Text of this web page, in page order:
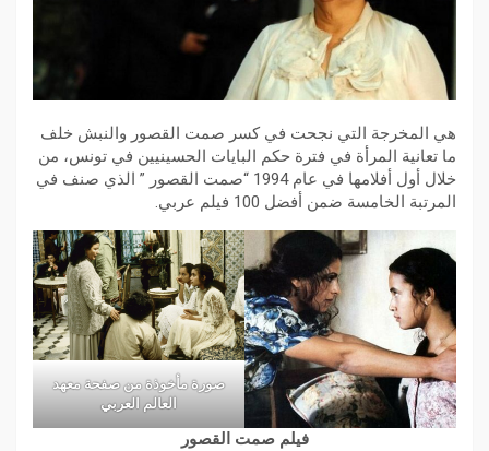
هي المخرجة التي نجحت في كسر صمت القصور والنبش خلف
ما تعانية المرأة في فترة حكم البايات الحسينيين في تونس، من
خلال أول أفلامها في عام 1994 “صمت القصور ” الذي صنف في
المرتبة الخامسة ضمن أفضل 100 فيلم عربي.
صورة مأخوذة من صفحة معهد
العالم العربي
فيلم صمت القصور